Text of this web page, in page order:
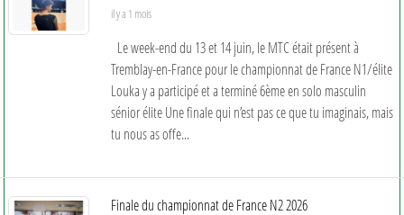
il y a 1 mois
Le week-end du 13 et 14 juin, le MTC était présent à
Tremblay-en-France pour le championnat de France N1/élite
Louka y a participé et a terminé 6ème en solo masculin
sénior élite Une finale qui n’est pas ce que tu imaginais, mais
tu nous as offe...
Finale du championnat de France N2 2026